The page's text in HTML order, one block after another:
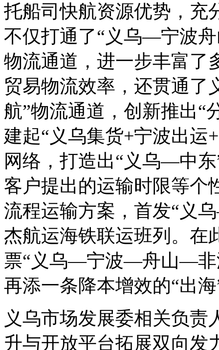
托船司快航资源优势，充
不仅打通了“义乌—宁波
物流通道，进一步丰富了
贸易物流效率，还贯通了
航”物流通道，创新推出“
建起“义乌集货+宁波出运
网络，打造出“义乌—中
客户提出的运输时限等个
流程运输方案，首发“义
杰航运海铁联运班列。在
票“义乌—宁波—舟山—非
再添一条降本增效的“出
义乌市场发展委相关负责
升与开放平台拓展双向发